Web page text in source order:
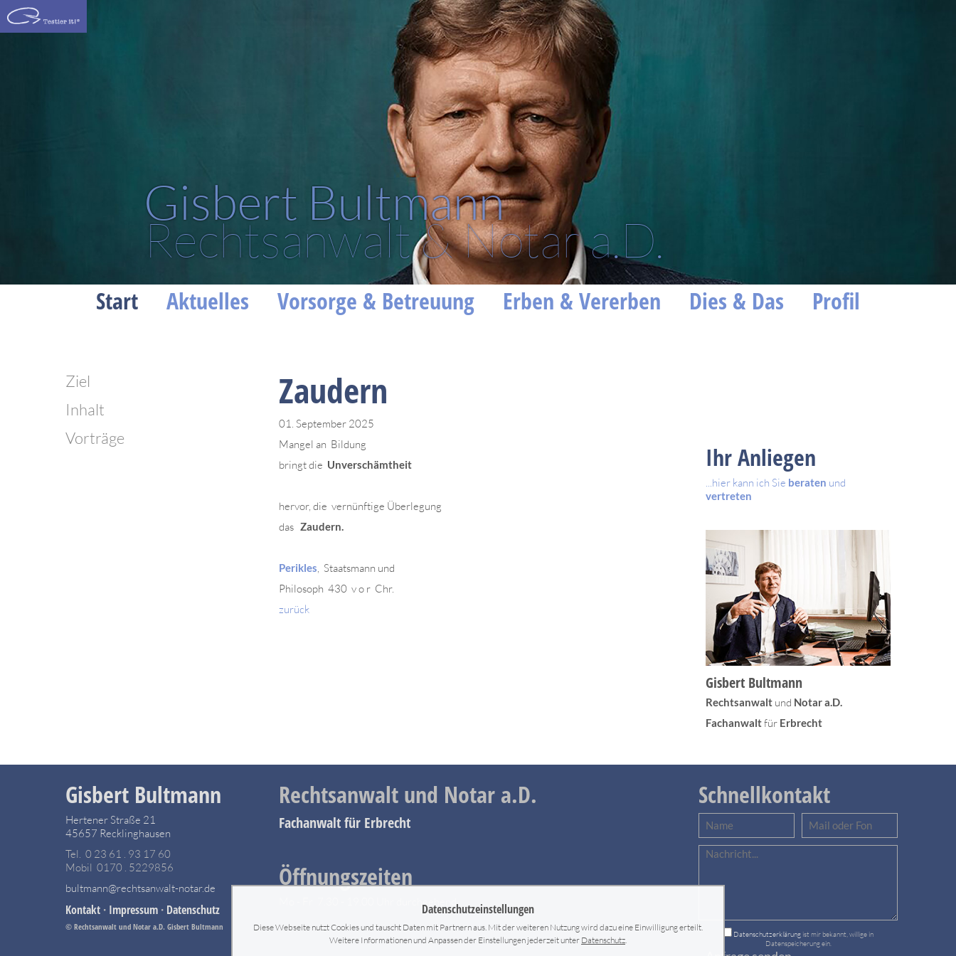
Gisbert Bultmann
Rechtsanwalt & Notar a.D.
Start Aktuelles Vorsorge & Betreuung Erben & Vererben Dies & Das Profil
Ziel
Inhalt
Vorträge
Zaudern
01. September 2025
Mangel an Bildung
bringt die Unverschämtheit
hervor, die vernünftige Überlegung
das Zaudern.
Perikles, Staatsmann und
Philosoph 430 v o r Chr.
zurück
Ihr Anliegen
...hier kann ich Sie beraten und
vertreten
Gisbert Bultmann
Rechtsanwalt und Notar a.D.
Fachanwaltfür Erbrecht
Gisbert Bultmann
Hertener Straße 21
45657 Recklinghausen
Tel. 0 23 61 . 93 17 60
Mobil 0170 . 5229856
bultmann@rechtsanwalt-notar.de
Kontakt · Impressum · Datenschutz
© Rechtsanwalt und Notar a.D. Gisbert Bultmann
Rechtsanwalt und Notar a.D.
Fachanwalt für Erbrecht
Öffnungszeiten
Schnellkontakt
Datenschutzerklärung ist mir bekannt, willige in
Datenspeicherung ein.
Datenschutzeinstellungen
Diese Webseite nutzt Cookies und tauscht Daten mit Partnern aus. Mit der weiteren Nutzung wird dazu eine Einwilligung erteilt.
Weitere Informationen und Anpassen der Einstellungen jederzeit unter Datenschutz.